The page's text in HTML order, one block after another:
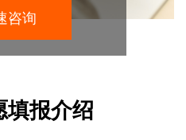
咨询
填报介绍